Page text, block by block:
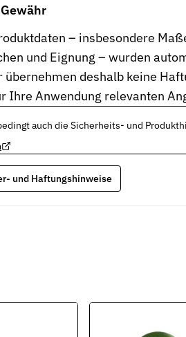
der wichtigsten Dichtungstypen
Eigenschaften und Auswahl
– Übersicht und Einzelseiten
für Dichtungen und Werkstoffe
– insbesondere
und Eignung – wurden
übernehmen deshalb keine
Ihre Anwendung relevanten
auch die Sicherheits- und
und Haftungshinweise